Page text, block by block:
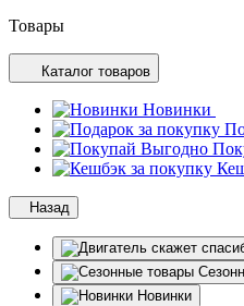
Товары
Каталог товаров
Новинки
Назад
Новинки